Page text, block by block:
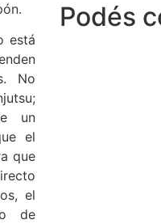
está
No
un
el
que
el
de
Podés